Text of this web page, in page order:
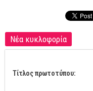
Δίκτυα
Νέα κυκλοφορία
Τίτλος πρωτοτύπου: